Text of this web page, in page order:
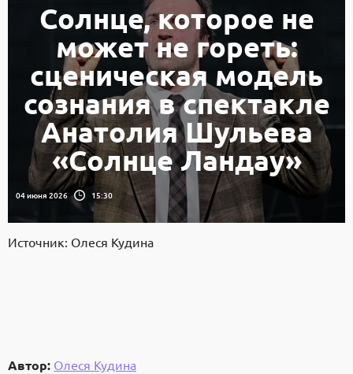
Солнце, которое не
может не гореть:
сценическая модель
сознания в спектакле
Анатолия Шульева
«Солнце Ландау»
04 июня 2026 15:30
Источник: Олеся Кудина
Автор: Олеся Кудина